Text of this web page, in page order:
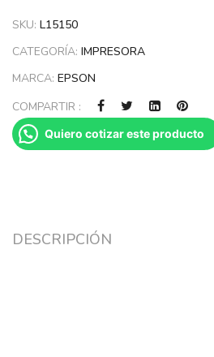
SKU: L15150
CATEGORÍA: IMPRESORA
MARCA: EPSON
COMPARTIR :
Quiero cotizar este producto
DESCRIPCIÓN